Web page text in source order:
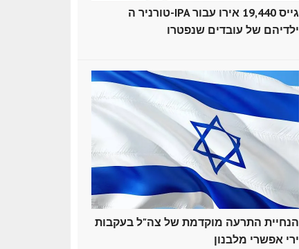
טורניר ה-IPA גייס 19,440 אירו עבור
ילדיהם של עובדים שנפטרו
הנחיית התרעה מוקדמת של צה"ל בעקבות
ירי אפשרי מלבנון